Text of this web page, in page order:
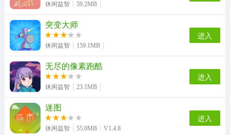
休闲益智 59.2MB
突变大师
休闲益智 159.1MB
进入
无尽的像素跑酷
休闲益智 23.1MB
进入
迷图
休闲益智 55.0MB V1.4.8
进入